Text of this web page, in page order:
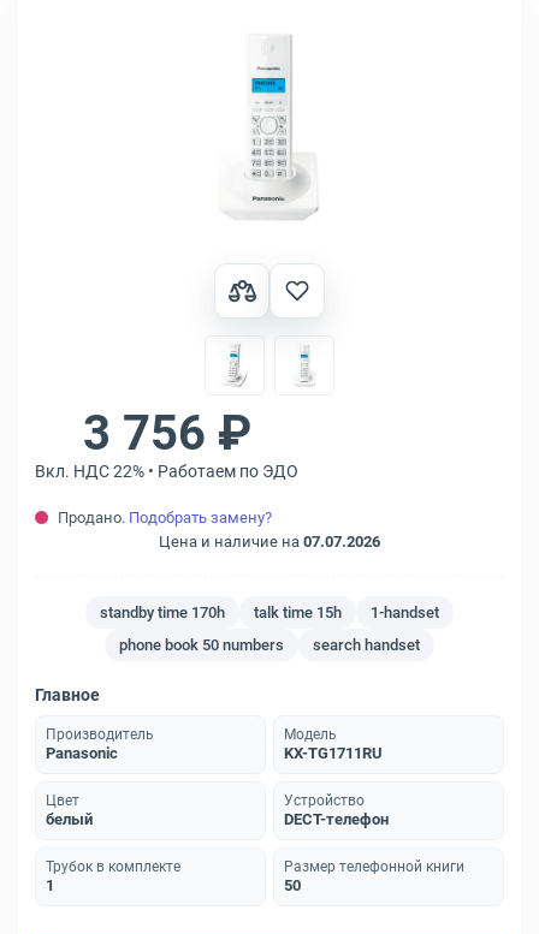
3 756 ₽
Вкл. НДС 22% • Работаем по ЭДО
Продано. Подобрать замену?
Цена и наличие на 07.07.2026
standby time 170h talk time 15h
1-handset
phone book 50 numbers
search handset
Главное
Производитель
Panasonic
Модель
KX-TG1711RU
Цвет
белый
Устройство
DECT-телефон
Трубок в комплекте
1
Размер телефонной книги
50